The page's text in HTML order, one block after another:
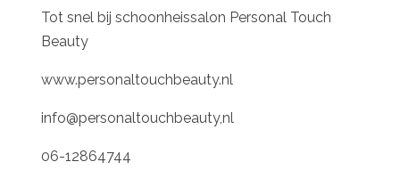
Tot snel bij schoonheissalon Personal Touch
Beauty
www.personaltouchbeauty.nl
info@personaltouchbeauty,nl
06-12864744